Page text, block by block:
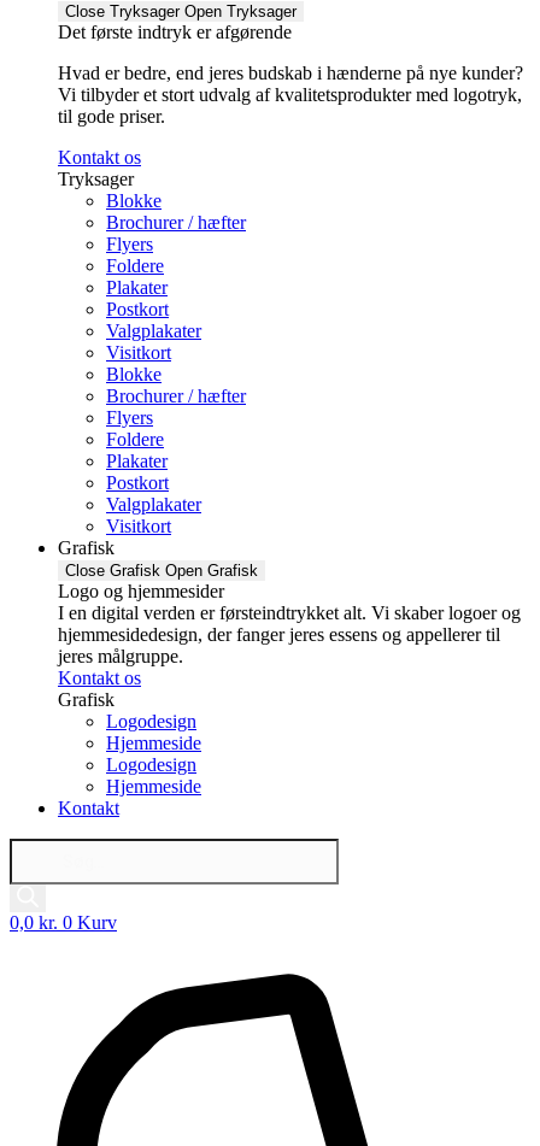
Close Tryksager Open Tryksager
Det første indtryk er afgørende
Hvad er bedre, end jeres budskab i hænderne på nye kunder?
Vi tilbyder et stort udvalg af kvalitetsprodukter med logotryk,
til gode priser.
Kontakt os
Tryksager
Blokke
Brochurer / hæfter
Flyers
Foldere
Plakater
Postkort
Valgplakater
Visitkort
Blokke
Brochurer / hæfter
Flyers
Foldere
Plakater
Postkort
Valgplakater
Visitkort
Grafisk
Close Grafisk Open Grafisk
Logo og hjemmesider
I en digital verden er førsteindtrykket alt. Vi skaber logoer og
hjemmesidedesign, der fanger jeres essens og appellerer til
jeres målgruppe.
Kontakt os
Grafisk
Logodesign
Hjemmeside
Logodesign
Hjemmeside
Kontakt
Products
0,0 kr. 0 Kurv